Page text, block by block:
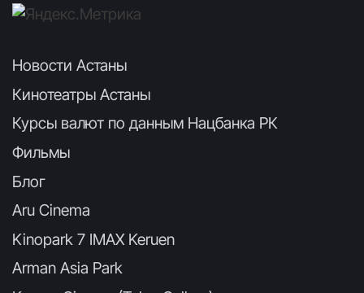
Новости Астаны
Кинотеатры Астаны
Курсы валют по данным Нацбанка РК
Фильмы
Блог
Aru Cinema
Kinopark 7 IMAX Keruen
Arman Asia Park